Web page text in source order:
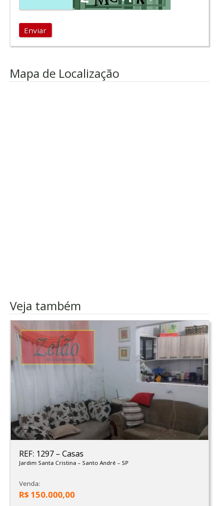
Enviar
Mapa de Localização
Veja também
REF: 1297 – Casas
Jardim Santa Cristina – Santo André – SP
Venda:
R$ 150.000,00